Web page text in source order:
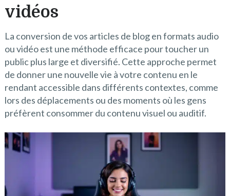
vidéos
La conversion de vos articles de blog en formats audio
ou vidéo est une méthode efficace pour toucher un
public plus large et diversifié. Cette approche permet
de donner une nouvelle vie à votre contenu en le
rendant accessible dans différents contextes, comme
lors des déplacements ou des moments où les gens
préfèrent consommer du contenu visuel ou auditif.